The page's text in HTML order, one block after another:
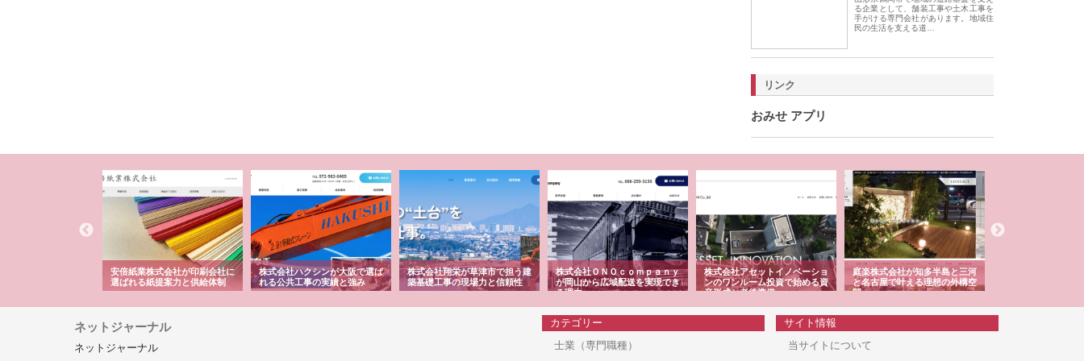
る企業として、舗装工事や土木工事を
手がける専門会社があります。地域住
民の生活を支える道…
リンク
おみせ アプリ
安倍紙業株式会社が印刷会社に
選ばれる紙提案力と供給体制
株式会社ハクシンが大阪で選ば
れる公共工事の実績と強み
株式会社翔栄が草津市で担う建
築基礎工事の現場力と信頼性
株式会社ＯＮＯｃｏｍｐａｎｙ
が岡山から広域配送を実現でき
る理由
株式会社アセットイノベーショ
ンのワンルーム投資で始める資
産形成と老後準備
庭楽株式会社が知多半島と三河
と名古屋で叶える理想の外構空
間
ネットジャーナル
ネットジャーナル
カテゴリー
士業（専門職種）
サイト情報
当サイトについて